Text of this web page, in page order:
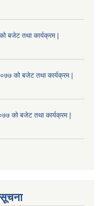
बजेट तथा कार्यक्रम |
को बजेट तथा कार्यक्रम |
को बजेट तथा कार्यक्रम |